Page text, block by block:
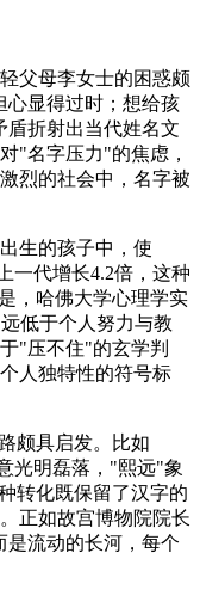
父母李女士的困惑颇
心显得过时；想给孩
折射出当代姓名文
"名字压力"的焦虑，
烈的社会中，名字被
生的孩子中，使
一代增长4.2倍，这种
，哈佛大学心理学实
低于个人努力与教
"压不住"的玄学判
人独特性的符号标
颇具启发。比如
光明磊落，"熙远"象
转化既保留了汉字的
正如故宫博物院院长
流动的长河，每个